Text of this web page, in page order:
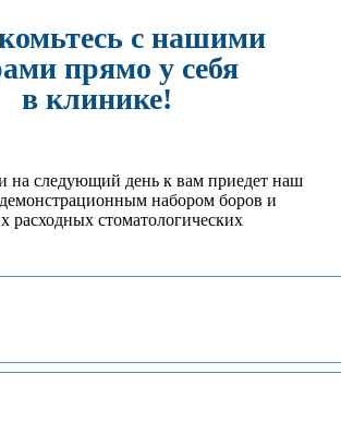
+
боры FG на 15 инструментов
FG/RA на 24 инструмента
с нашими
прямо у себя
в клинике!
и на следующий день к вам приедет наш
демонстрационным набором боров и
расходных стоматологических